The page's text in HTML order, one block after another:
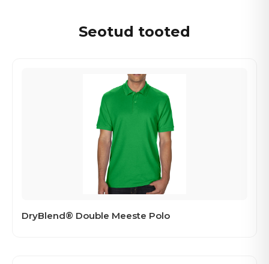
Seotud tooted
DryBlend® Double Meeste Polo